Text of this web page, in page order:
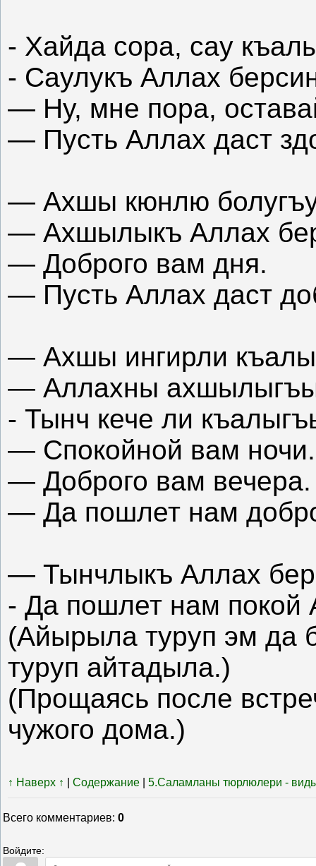
- Хайда сора, сау
- Саулукъ Аллах
— Ну, мне пора,
— Пусть Аллах даст
— Ахшы кюнлю
— Ахшылыкъ Аллах
— Доброго вам дня.
— Пусть Аллах даст
— Ахшы ингирли
— Аллахны
- Тынч кече ли
— Спокойной вам ночи.
— Доброго вам вечера.
— Да пошлет нам
— Тынчлыкъ Аллах
- Да пошлет нам покой
(Айырыла туруп эм да
туруп айтадыла.)
(Прощаясь после
чужого дома.)
↑ Наверх ↑ Содержание 5.Саламланы тюрлюлери -
Всего комментариев: 0
Войдите: